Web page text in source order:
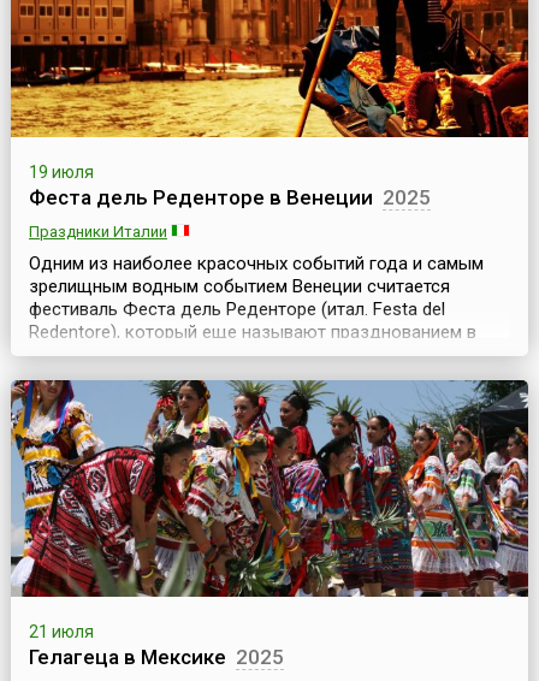
19 июля
Феста дель Реденторе в Венеции 2025
Праздники Италии
Одним из наиболее красочных событий года и самым
зрелищным водным событием Венеции считается
фестиваль Феста дель Реденторе (итал. Festa del
Redentore), который еще называют празднованием в
честь Спасителя. Фестиваль проводится ежегодно в
третьи выходные июля и по традиции продолжается два
дня, но различные мероприятия начинаются еще в
пятницу. История возникновения фестиваля связана со
ст...
21 июля
Гелагеца в Мексике 2025